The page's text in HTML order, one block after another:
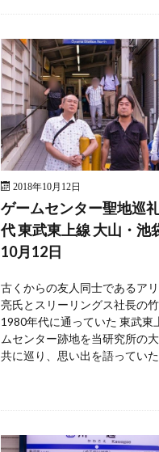
2018年10月12日
ゲームセンター聖地巡
代 東武東上線 大山・池
10月12日
古くからの友人同士であるア
亮氏とスリーリングス社長の竹
1980年代に通っていた 東武東
ムセンター跡地を当研究所の
共に巡り、思い出を語ってい